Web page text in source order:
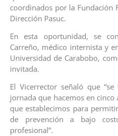
coordinados por la Fundación
Dirección Pasuc.
En esta oportunidad, se
Carreño, médico internista y
Universidad de Carabobo,
invitada.
El Vicerrector señaló que
jornada que hacemos en
que establecimos para
de prevención a bajo
profesional”.